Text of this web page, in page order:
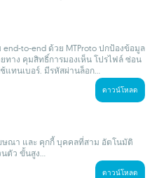
to-end ด้วย MTProto ปกป้องข้อมูล
ทาง คุมสิทธิ์การมองเห็น โปรไฟล์ ซ่อน
แทนเบอร์. มีรหัสผ่านล็อก...
ดาวน์โหลด
ณา และ คุกกี้ บุคคลที่สาม อัตโนมัติ
ตัว ขั้นสูง...
ดาวน์โหลด